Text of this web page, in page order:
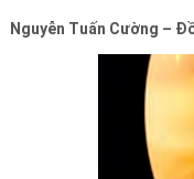
Nguyễn Tuấn Cường –